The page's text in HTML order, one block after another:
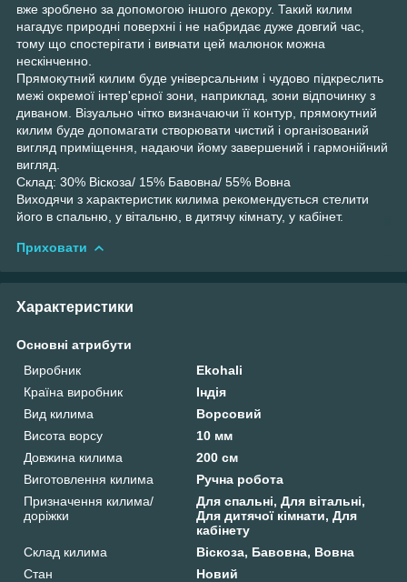
вже зроблено за допомогою іншого декору. Такий килим
нагадує природні поверхні і не набридає дуже довгий час,
тому що спостерігати і вивчати цей малюнок можна
нескінченно.
Прямокутний килим буде універсальним і чудово підкреслить
межі окремої інтер'єрної зони, наприклад, зони відпочинку з
диваном. Візуально чітко визначаючи її контур, прямокутний
килим буде допомагати створювати чистий і організований
вигляд приміщення, надаючи йому завершений і гармонійний
вигляд.
Склад: 30% Віскоза/ 15% Бавовна/ 55% Вовна
Виходячи з характеристик килима рекомендується стелити
його в спальню, у вітальню, в дитячу кімнату, у кабінет.
Приховати
Характеристики
Основні атрибути
Виробник
Ekohali
Країна виробник
Індія
Вид килима
Ворсовий
Висота ворсу
10 мм
Довжина килима
200 см
Виготовлення килима
Ручна робота
Призначення килима/
доріжки
Для спальні, Для вітальні,
Для дитячої кімнати, Для
кабінету
Склад килима
Віскоза, Бавовна, Вовна
Стан
Новий